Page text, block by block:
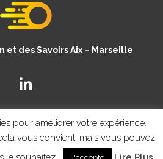
et des Savoirs Aix – Marseille
pour améliorer votre expérience.
vous convient, mais vous pouvez